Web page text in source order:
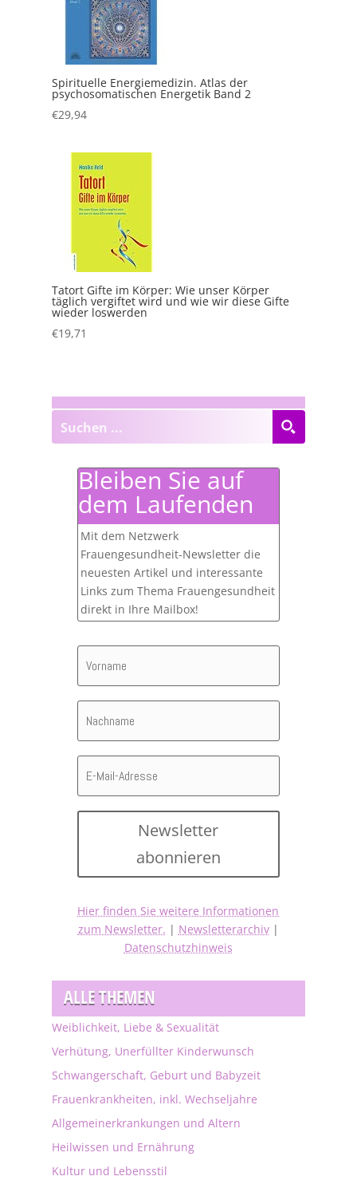
Spirituelle Energiemedizin. Atlas der
psychosomatischen Energetik Band 2
€29,94
Tatort Gifte im Körper: Wie unser Körper
täglich vergiftet wird und wie wir diese Gifte
wieder loswerden
€19,71
Bleiben Sie auf
dem Laufenden
Mit dem Netzwerk
Frauengesundheit-Newsletter die
neuesten Artikel und interessante
Links zum Thema Frauengesundheit
direkt in Ihre Mailbox!
Newsletter
abonnieren
Hier finden Sie weitere Informationen
zum Newsletter. | Newsletterarchiv|
Datenschutzhinweis
ALLE THEMEN
Weiblichkeit, Liebe & Sexualität
Verhütung, Unerfüllter Kinderwunsch
Schwangerschaft, Geburt und Babyzeit
Frauenkrankheiten, inkl. Wechseljahre
Allgemeinerkrankungen und Altern
Heilwissen und Ernährung
Kultur und Lebensstil